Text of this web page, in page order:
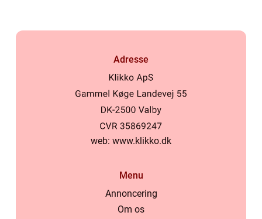
Adresse
web: www.klikko.dk
Menu
Annoncering
Om os